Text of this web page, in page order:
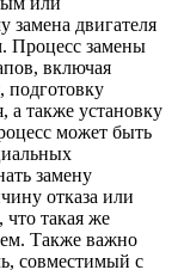
замена двигателя
Процесс замены
включая
подготовку
а также установку
может быть
замену
отказа или
что такая же
Также важно
совместимый с